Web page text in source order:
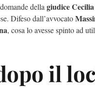
della giudice
Difeso dall’avvocato
, cosa lo avesse spinto ad
il